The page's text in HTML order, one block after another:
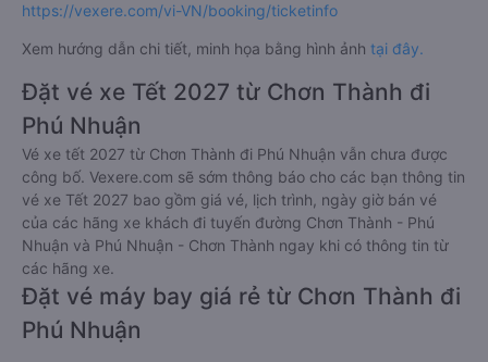
https://vexere.com/vi-VN/booking/ticketinfo
Xem hướng dẫn chi tiết, minh họa bằng hình ảnh tại đây.
Đặt vé xe Tết 2027 từ Chơn Thành đi
Phú Nhuận
Vé xe tết 2027 từ Chơn Thành đi Phú Nhuận vẫn chưa được
công bố. Vexere.com sẽ sớm thông báo cho các bạn thông tin
vé xe Tết 2027 bao gồm giá vé, lịch trình, ngày giờ bán vé
của các hãng xe khách đi tuyến đường Chơn Thành - Phú
Nhuận và Phú Nhuận - Chơn Thành ngay khi có thông tin từ
các hãng xe.
Đặt vé máy bay giá rẻ từ Chơn Thành đi
Phú Nhuận